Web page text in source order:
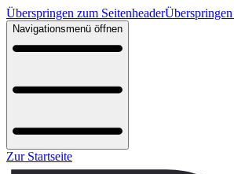
Überspringen zum Seitenheader
Navigationsmenü öffnen
Zur Startseite